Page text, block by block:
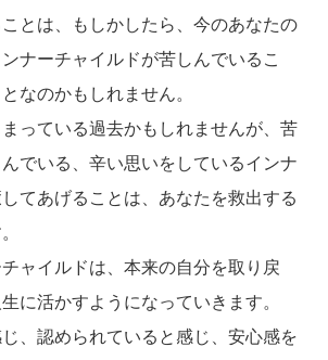
とは、もしかしたら、今のあなたの
ナーチャイルドが苦しんでいるこ
なのかもしれません。
っている過去かもしれませんが、苦
でいる、辛い思いをしているインナ
てあげることは、あなたを救出する
ャイルドは、本来の自分を取り戻
に活かすようになっていきます。
、認められていると感じ、安心感を